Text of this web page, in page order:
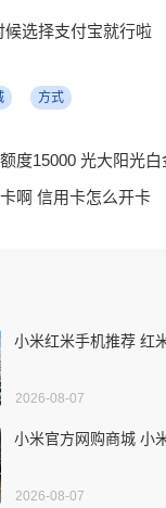
选择支付宝就行啦
方式
度15000 光大阳光
啊 信用卡怎么开卡
小米红米手机推荐 红
2026-08-07
小米官方网购商城 小
2026-08-07